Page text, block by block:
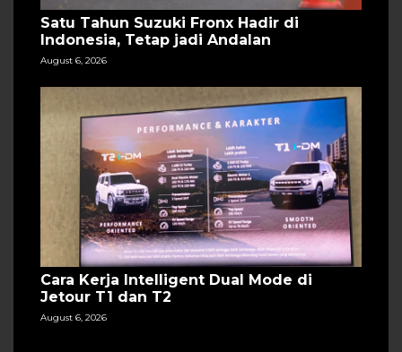
Satu Tahun Suzuki Fronx Hadir di
Indonesia, Tetap jadi Andalan
August 6, 2026
Cara Kerja Intelligent Dual Mode di
Jetour T1 dan T2
August 6, 2026